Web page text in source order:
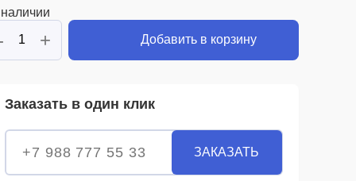
+ Добавить в корзину
Заказать в один клик